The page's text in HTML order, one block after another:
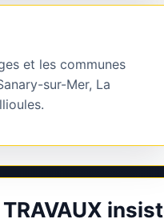
et les communes
sur-Mer, La
TRAVAUX